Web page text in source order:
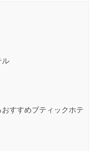
ル
すすめブティックホテ